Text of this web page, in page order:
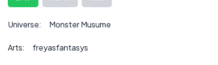
può anche influire sul prezzo.
Contattateci all’indirizzo ***
dipingiamo il prodotto.
Universe: Monster Musume
Arts: freyasfantasys